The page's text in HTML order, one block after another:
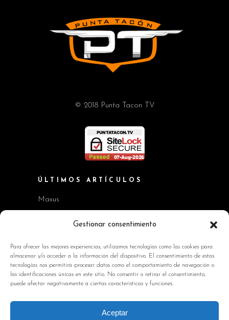
Gestionar consentimiento
Para ofrecer las mejores experiencias, utilizamos tecnologías como las cookies para
almacenar y/o acceder a la información del dispositivo. El consentimiento de estas
tecnologías nos permitirá procesar datos como el comportamiento de navegación o
las identificaciones únicas en este sitio. No consentir o retirar el consentimiento,
puede afectar negativamente a ciertas características y funciones.
Aceptar
© 2018 Punta Tacon TV
ÚLTIMOS ARTÍCULOS
Maxus
Workshop BMW Neue Klasse
Kia EV2 y Kia Seltos
Skoda Octavia RS
INFORMACIÓN DE INTERÉS